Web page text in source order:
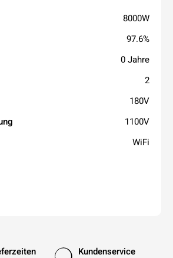
8000W
97.6%
0 Jahre
2
180V
1100V
WiFi
Kundenservice